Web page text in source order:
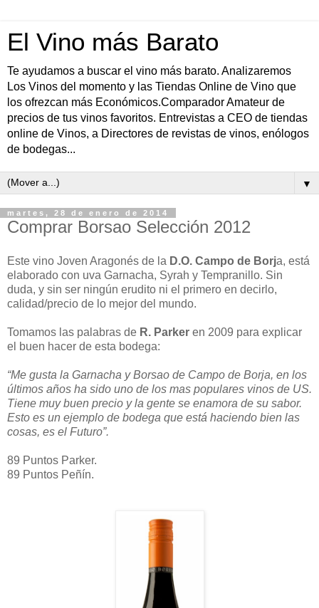
El Vino más Barato
Te ayudamos a buscar el vino más barato. Analizaremos
Los Vinos del momento y las Tiendas Online de Vino que
los ofrezcan más Económicos.Comparador Amateur de
precios de tus vinos favoritos. Entrevistas a CEO de tiendas
online de Vinos, a Directores de revistas de vinos, enólogos
de bodegas...
▼
martes, 28 de enero de 2014
Comprar Borsao Selección 2012
Este vino Joven Aragonés de la D.O. Campo de Borja, está
elaborado con uva Garnacha, Syrah y Tempranillo. Sin
duda, y sin ser ningún erudito ni el primero en decirlo,
calidad/precio de lo mejor del mundo.
Tomamos las palabras de R. Parker en 2009 para explicar
el buen hacer de esta bodega:
“Me gusta la Garnacha y Borsao de Campo de Borja, en los
últimos años ha sido uno de los mas populares vinos de US.
Tiene muy buen precio y la gente se enamora de su sabor.
Esto es un ejemplo de bodega que está haciendo bien las
cosas, es el Futuro”.
89 Puntos Parker.
89 Puntos Peñín.